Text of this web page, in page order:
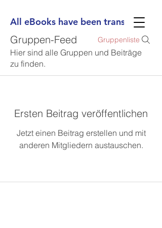
All eBooks have been translated
Gruppen-Feed Gruppenliste
Hier sind alle Gruppen und Beiträge
zu finden.
Ersten Beitrag veröffentlichen
Jetzt einen Beitrag erstellen und mit
anderen Mitgliedern austauschen.